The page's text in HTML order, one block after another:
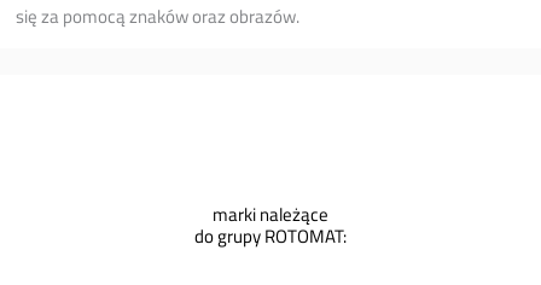
się za pomocą znaków oraz obrazów.
marki należące
do grupy ROTOMAT: